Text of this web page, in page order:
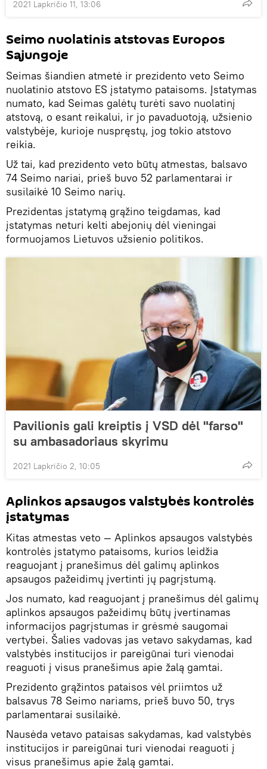
2021 Lapkričio 11, 13:06
Seimo nuolatinis atstovas Europos
Sąjungoje
Seimas šiandien atmetė ir prezidento veto Seimo
nuolatinio atstovo ES įstatymo pataisoms. Įstatymas
numato, kad Seimas galėtų turėti savo nuolatinį
atstovą, o esant reikalui, ir jo pavaduotoją, užsienio
valstybėje, kurioje nuspręstų, jog tokio atstovo
reikia.
Už tai, kad prezidento veto būtų atmestas, balsavo
74 Seimo nariai, prieš buvo 52 parlamentarai ir
susilaikė 10 Seimo narių.
Prezidentas įstatymą grąžino teigdamas, kad
įstatymas neturi kelti abejonių dėl vieningai
formuojamos Lietuvos užsienio politikos.
Pavilionis gali kreiptis į VSD dėl "farso"
su ambasadoriaus skyrimu
2021 Lapkričio 2, 10:05
Aplinkos apsaugos valstybės kontrolės
įstatymas
Kitas atmestas veto — Aplinkos apsaugos valstybės
kontrolės įstatymo pataisoms, kurios leidžia
reaguojant į pranešimus dėl galimų aplinkos
apsaugos pažeidimų įvertinti jų pagrįstumą.
Jos numato, kad reaguojant į pranešimus dėl galimų
aplinkos apsaugos pažeidimų būtų įvertinamas
informacijos pagrįstumas ir grėsmė saugomai
vertybei. Šalies vadovas jas vetavo sakydamas, kad
valstybės institucijos ir pareigūnai turi vienodai
reaguoti į visus pranešimus apie žalą gamtai.
Prezidento grąžintos pataisos vėl priimtos už
balsavus 78 Seimo nariams, prieš buvo 50, trys
parlamentarai susilaikė.
Nausėda vetavo pataisas sakydamas, kad valstybės
institucijos ir pareigūnai turi vienodai reaguoti į
visus pranešimus apie žalą gamtai.